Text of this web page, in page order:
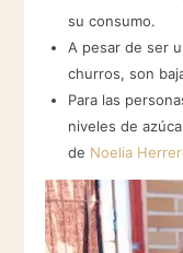
su consumo.
A pesar de ser
churros, son
Para las
niveles de
de Noelia